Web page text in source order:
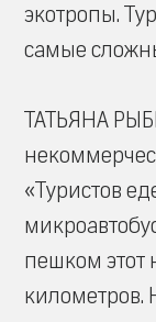
экотропы.
самые
ТАТЬЯНА
«Туристов
пешком этот
километров.